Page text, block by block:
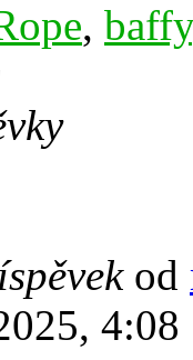
, baffy
od
4:08